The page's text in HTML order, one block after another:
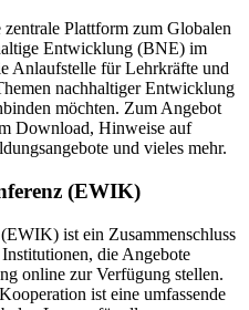
Plattform zum Globalen
Entwicklung (BNE) im
Anlaufstelle für Lehrkräfte und
nachhaltiger Entwicklung
möchten. Zum Angebot
Download, Hinweise auf
und vieles mehr.
(EWIK)
ist ein Zusammenschluss
die Angebote
online zur Verfügung stellen.
ist eine umfassende